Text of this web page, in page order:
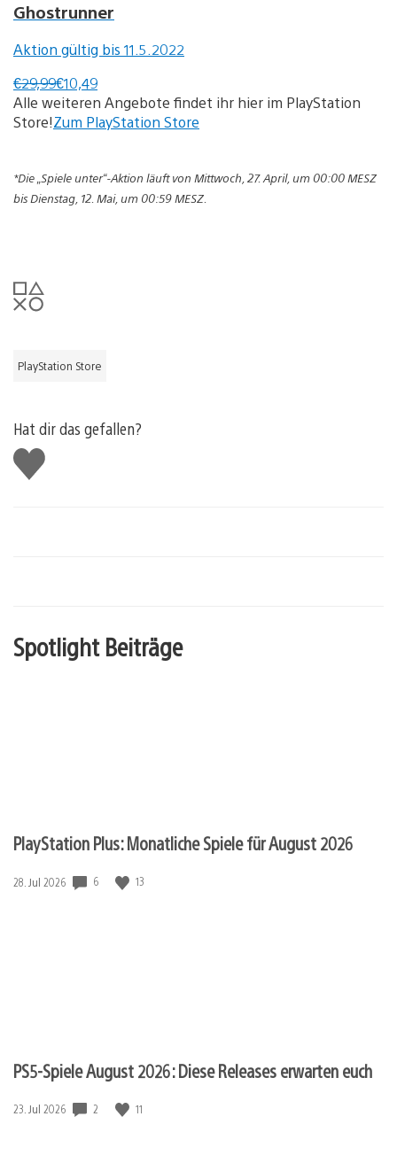
Ghostrunner
Aktion gültig bis 11.5.2022
€29,99€10,49
Alle weiteren Angebote findet ihr hier im PlayStation
Store!Zum PlayStation Store
*Die „Spiele unter“-Aktion läuft von Mittwoch, 27. April, um 00:00 MESZ
bis Dienstag, 12. Mai, um 00:59 MESZ.
PlayStation Store
Hat dir das gefallen?
Gefällt
mir
Spotlight Beiträge
PlayStation Plus: Monatliche Spiele für August 2026
Veröffentlichungsdatum:
28. Jul 2026 6 13
PS5-Spiele August 2026: Diese Releases erwarten euch
Veröffentlichungsdatum:
23. Jul 2026 2 11